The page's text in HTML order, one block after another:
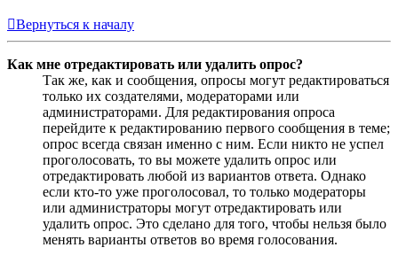
Вернуться к началу
Как мне отредактировать или удалить опрос?
Так же, как и сообщения, опросы могут редактироваться
только их создателями, модераторами или
администраторами. Для редактирования опроса
перейдите к редактированию первого сообщения в теме;
опрос всегда связан именно с ним. Если никто не успел
проголосовать, то вы можете удалить опрос или
отредактировать любой из вариантов ответа. Однако
если кто-то уже проголосовал, то только модераторы
или администраторы могут отредактировать или
удалить опрос. Это сделано для того, чтобы нельзя было
менять варианты ответов во время голосования.